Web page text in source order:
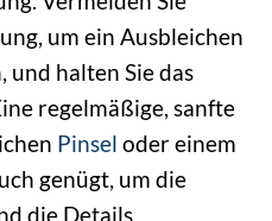
um ein Ausbleichen
halten Sie das
regelmäßige, sanfte
Pinsel oder einem
genügt, um die
die Details